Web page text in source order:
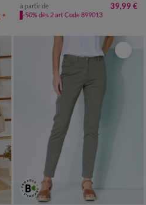
*
à partir de 39,99 €
-50% dès 2 art Code 899013